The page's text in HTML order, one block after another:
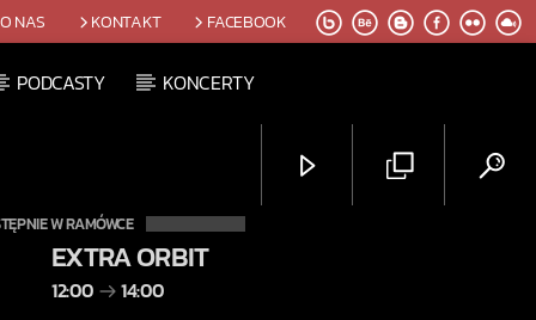
O NAS KONTAKT FACEBOOK
PODCASTY KONCERTY
W RAMÓWCE
EXTRA ORBIT
12:00 14:00